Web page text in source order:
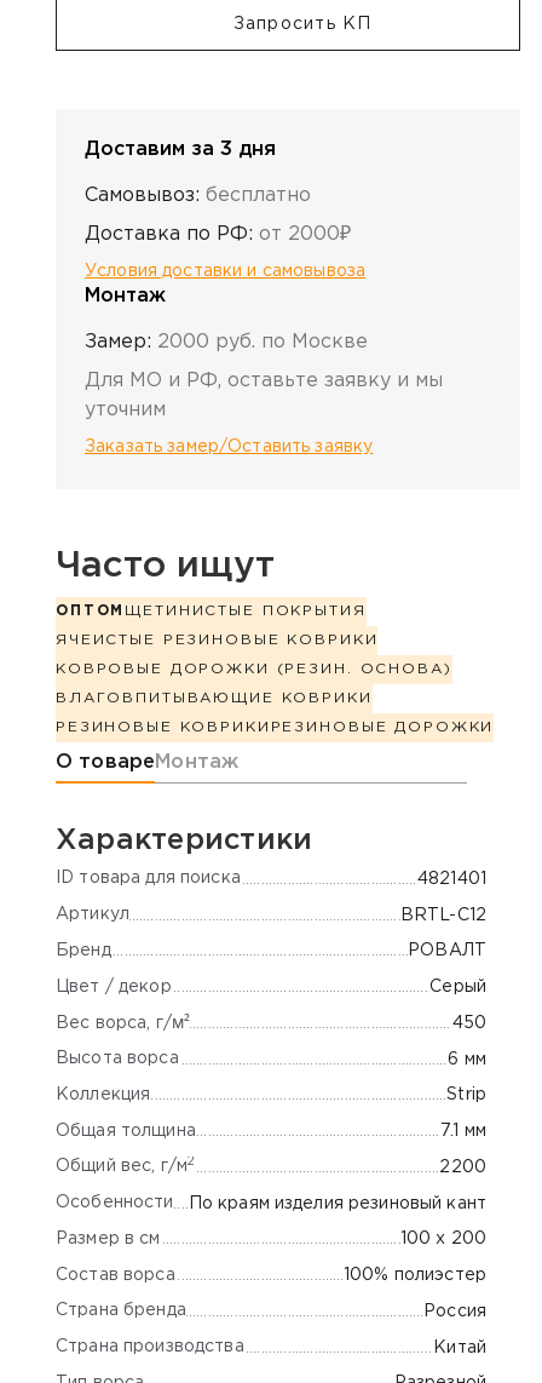
Запросить КП
Доставим за 3 дня
Самовывоз: бесплатно
Доставка по РФ: от 2000₽
Условия доставки и самовывоза
Монтаж
Замер: 2000 руб. по Москве
Для МО и РФ, оставьте заявку и мы
уточним
Заказать замер/Оставить заявку
Часто ищут
ОПТОМ ЩЕТИНИСТЫЕ ПОКРЫТИЯ
ЯЧЕИСТЫЕ РЕЗИНОВЫЕ КОВРИКИ
КОВРОВЫЕ ДОРОЖКИ (РЕЗИН. ОСНОВА)
ВЛАГОВПИТЫВАЮЩИЕ КОВРИКИ
РЕЗИНОВЫЕ КОВРИКИ РЕЗИНОВЫЕ ДОРОЖКИ
Информация о товаре
О товаре Монтаж
Характеристики
ID товара для поиска 4821401
Артикул BRTL-С12
Бренд РОВАЛТ
Цвет / декор Серый
Вес ворса, г/м² 450
Высота ворса 6 мм
Коллекция Strip
Общая толщина 7.1 мм
Общий вес, г/м 2 2200
Особенности По краям изделия резиновый кант
Размер в см 100 х 200
Состав ворса 100% полиэстер
Страна бренда Россия
Страна производства Китай